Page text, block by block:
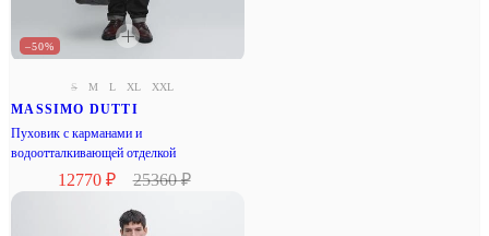
–50%
S M L XL XXL
MASSIMO DUTTI
Пуховик с карманами и
водоотталкивающей отделкой
12770 ₽ 25360 ₽